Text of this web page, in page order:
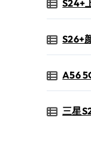
S24+
S26+
A56
三星